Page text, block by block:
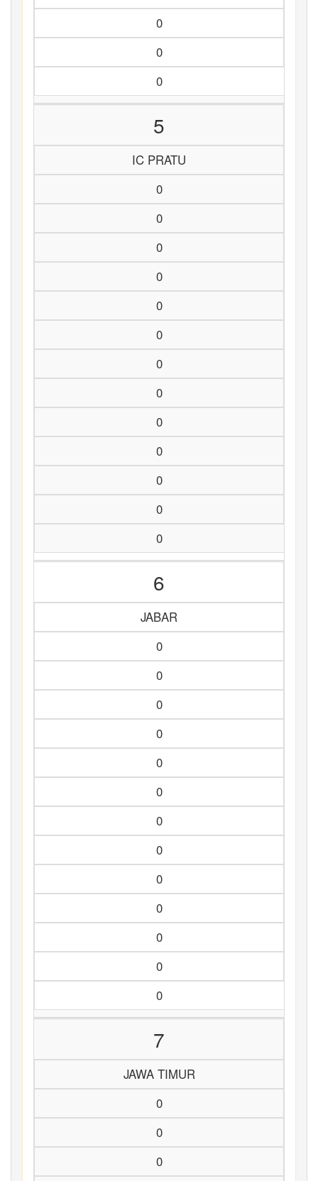
0
0
0
5
IC PRATU
0
0
0
0
0
0
0
0
0
0
0
0
0
6
JABAR
0
0
0
0
0
0
0
0
0
0
0
0
0
7
JAWA TIMUR
0
0
0